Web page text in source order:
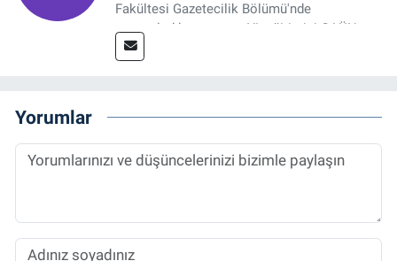
Fakültesi Gazetecilik Bölümü'nde
tamamladıktan sonra, YL eğitimini GAÜN
Sosyal Bilimler Enstitüsü'nde İletişim ve T. D.
Spor, Sağlık ve Ekonomi Editörü olarak
sürdürmektedir.
Yorumlar